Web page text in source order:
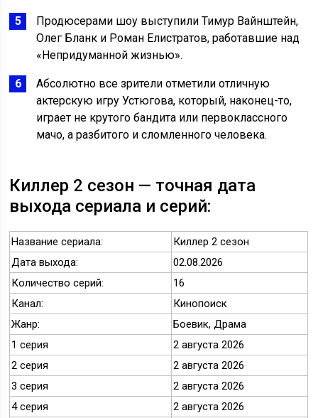
Продюсерами шоу выступили Тимур Вайнштейн,
Олег Бланк и Роман Елистратов, работавшие над
«Непридуманной жизнью».
Абсолютно все зрители отметили отличную
актерскую игру Устюгова, который, наконец-то,
играет не крутого бандита или первоклассного
мачо, а разбитого и сломленного человека.
Киллер 2 сезон — точная дата
выхода сериала и серий:
Название сериала:
Киллер 2 сезон
Дата выхода:
02.08.2026
Количество серий:
16
Канал:
Кинопоиск
Жанр:
Боевик, Драма
1 серия
2 августа 2026
2 серия
2 августа 2026
3 серия
2 августа 2026
4 серия
2 августа 2026